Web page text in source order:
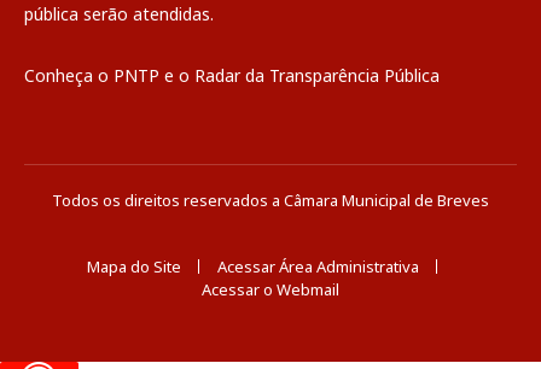
pública serão atendidas.
Conheça o PNTP e o Radar da Transparência Pública
Todos os direitos reservados a Câmara Municipal de Breves
Mapa do Site
Acessar Área Administrativa
Acessar o Webmail